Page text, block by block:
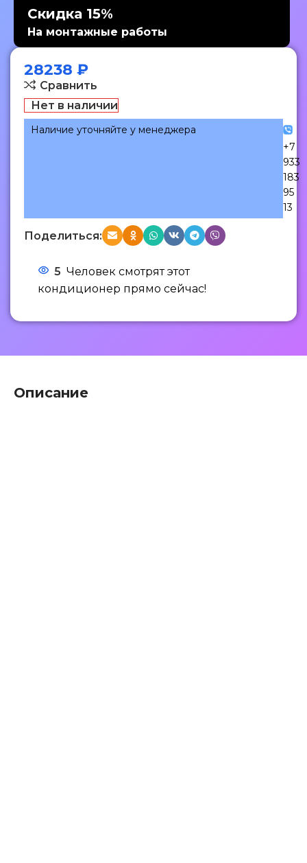
Скидка 15%
На монтажные работы
28238 ₽
Сравнить
Нет в наличии
Наличие уточняйте у менеджера
+7
933
183
95
13
Поделиться:
5 Человек смотрят этот
кондиционер прямо сейчас!
Описание